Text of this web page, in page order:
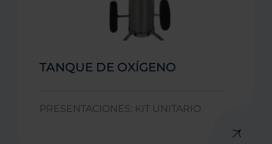
TANQUE DE OXÍGENO
PRESENTACIONES: KIT UNITARIO